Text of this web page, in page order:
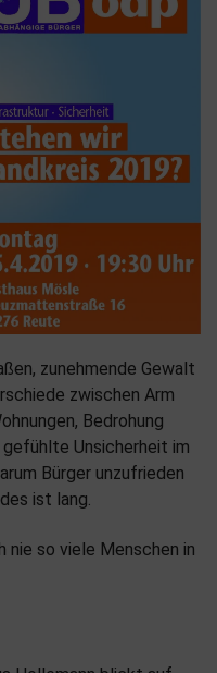
zunehmende Gewalt
zwischen Arm
Bedrohung
Unsicherheit im
Bürger unzufrieden
ist lang.
nie so viele Menschen in